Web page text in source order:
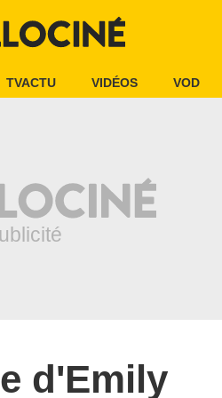
TVACTU VIDÉOS VOD
d'Emily